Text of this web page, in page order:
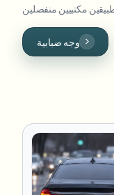
وجه ضبابية